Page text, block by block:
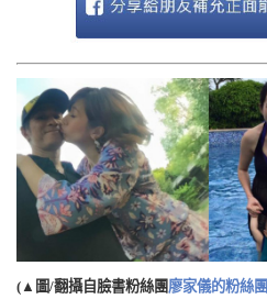
(▲圖/翻攝自臉書粉絲團 廖家儀的粉絲團